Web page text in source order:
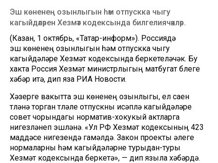
Эш көненең озынлыгын һәм отпускка чыгу
кагыйдәләрен Хезмәт кодексында билгелиячәкләр.
(Казан, 1 октябрь, «Татар-информ»). Россиядә
эш көненең озынлыгын һәм отпускка чыгу
кагыйдәләре Хезмәт кодексында беркетеләчәк. Бу
хакта Россия Хезмәт министрлыгың матбугат бүлеге
хәбәр итә, дип яза РИА Новости.
Хәзерге вакытта эш көненең озынлыгы, ел саен
түләнә торган түләүле отпускны исәпләү кагыйдәләре
совет чорындагы норматив-хокукый актларга
нигезләнеп эшләнә. «Ул РФ Хезмәт кодексының 423
маддәсе нигезендә гамәлдә. Закон проекты әлеге
нормаларны һәм кагыйдәләрне турыдан-туры
Хезмәт кодексында беркетә», — дип языла хәбәрдә.